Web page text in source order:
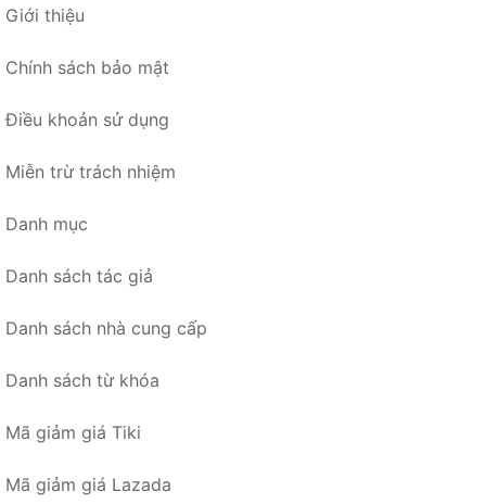
Giới thiệu
Chính sách bảo mật
Điều khoản sử dụng
Miễn trừ trách nhiệm
Danh mục
Danh sách tác giả
Danh sách nhà cung cấp
Danh sách từ khóa
Mã giảm giá Tiki
Mã giảm giá Lazada